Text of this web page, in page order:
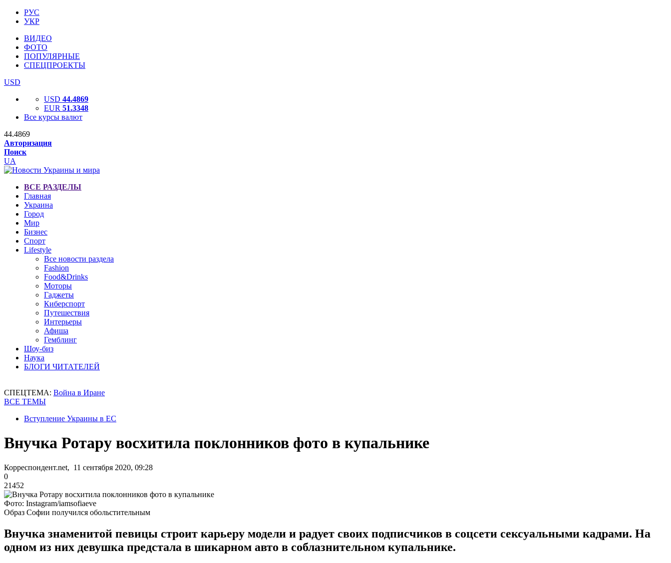
РУС
УКР
ВИДЕО
ФОТО
ПОПУЛЯРНЫЕ
СПЕЦПРОЕКТЫ
USD
USD 44.4869
EUR 51.3348
Все курсы валют
44.4869
Авторизация
Поиск
UA
ВСЕ РАЗДЕЛЫ
Главная
Украина
Город
Мир
Бизнес
Спорт
Lifestyle
Все новости раздела
Fashion
Food&Drinks
Моторы
Гаджеты
Киберспорт
Путешествия
Интерьеры
Афиша
Гемблинг
Шоу-биз
Наука
БЛОГИ ЧИТАТЕЛЕЙ
СПЕЦТЕМА: Война в Иране
ВСЕ ТЕМЫ
Вступление Украины в ЕС
Внучка Ротару восхитила поклонников фото в купальнике
Корреспондент.net, 11 сентября 2020, 09:28
0
21452
Фото: Instagram/iamsofiaeve
Образ Софии получился обольстительным
Внучка знаменитой певицы строит карьеру модели и радует своих подписчиков в соцсети сексуальными кадрами. На
одном из них девушка предстала в шикарном авто в соблазнительном купальнике.